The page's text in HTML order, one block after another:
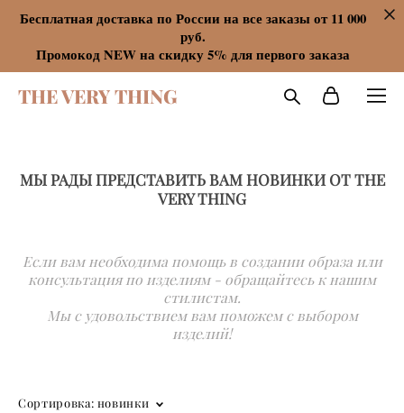
Бесплатная доставка по России на все заказы от 11 000
руб.
Промокод NEW на скидку 5% для первого заказа
THE VERY THING
МЫ РАДЫ ПРЕДСТАВИТЬ ВАМ НОВИНКИ ОТ THE
VERY THING
Если вам необходима помощь в создании образа или
консультация по изделиям - обращайтесь к нашим
стилистам.
Мы с удовольствием вам поможем с выбором
изделий!
Сортировка: новинки